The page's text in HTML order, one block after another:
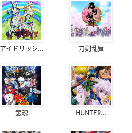
アイドリッシ... 刀剣乱舞
銀魂 HUNTER...